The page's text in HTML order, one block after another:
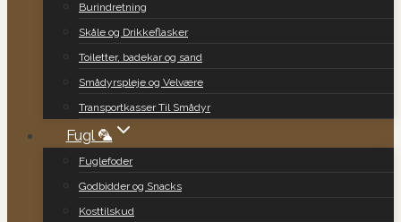
Burindretning
Skåle og Drikkeflasker
Toiletter, badekar og sand
Smådyrspleje og Velvære
Transportkasser Til Smådyr
Fugl 🦜
Fuglefoder
Godbidder og Snacks
Kosttilskud